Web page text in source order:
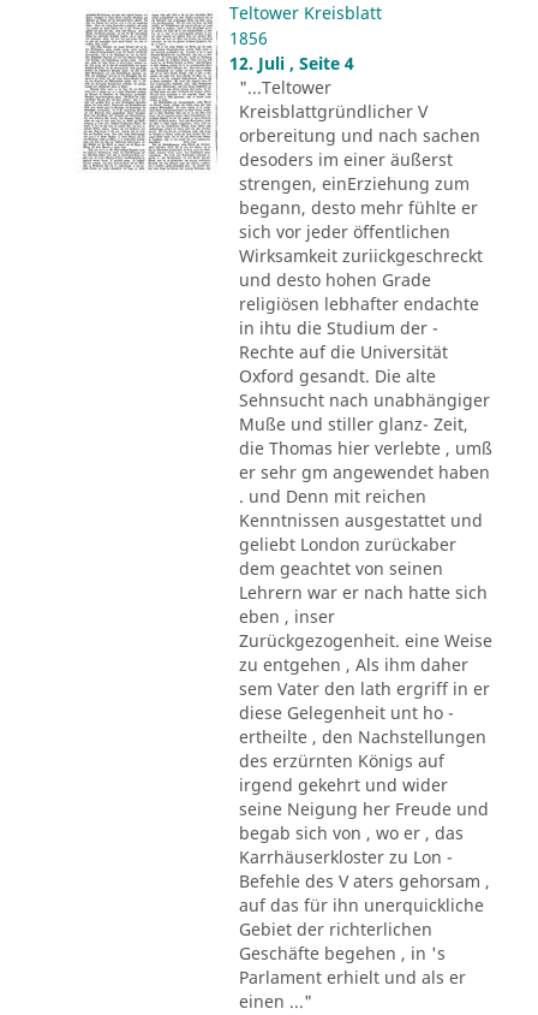
Teltower Kreisblatt
1856
12. Juli , Seite 4
"...Teltower
Kreisblattgründlicher V
orbereitung und nach sachen
desoders im einer äußerst
strengen, einErziehung zum
begann, desto mehr fühlte er
sich vor jeder öffentlichen
Wirksamkeit zuriickgeschreckt
und desto hohen Grade
religiösen lebhafter endachte
in ihtu die Studium der -
Rechte auf die Universität
Oxford gesandt. Die alte
Sehnsucht nach unabhängiger
Muße und stiller glanz- Zeit,
die Thomas hier verlebte , umß
er sehr gm angewendet haben
. und Denn mit reichen
Kenntnissen ausgestattet und
geliebt London zurückaber
dem geachtet von seinen
Lehrern war er nach hatte sich
eben , inser
Zurückgezogenheit. eine Weise
zu entgehen , Als ihm daher
sem Vater den lath ergriff in er
diese Gelegenheit unt ho -
ertheilte , den Nachstellungen
des erzürnten Königs auf
irgend gekehrt und wider
seine Neigung her Freude und
begab sich von , wo er , das
Karrhäuserkloster zu Lon -
Befehle des V aters gehorsam ,
auf das für ihn unerquickliche
Gebiet der richterlichen
Geschäfte begehen , in 's
Parlament erhielt und als er
einen ..."